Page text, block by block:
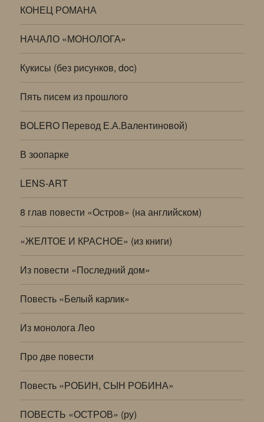
КОНЕЦ РОМАНА
НАЧАЛО «МОНОЛОГА»
Кукисы (без рисунков, doc)
Пять писем из прошлого
BOLERO Перевод Е.А.Валентиновой)
В зоопарке
LENS-ART
8 глав повести «Остров» (на английском)
«ЖЕЛТОЕ И КРАСНОЕ» (из книги)
Из повести «Последний дом»
Повесть «Белый карлик»
Из монолога Лео
Про две повести
Повесть «РОБИН, СЫН РОБИНА»
ПОВЕСТЬ «ОСТРОВ» (ру)